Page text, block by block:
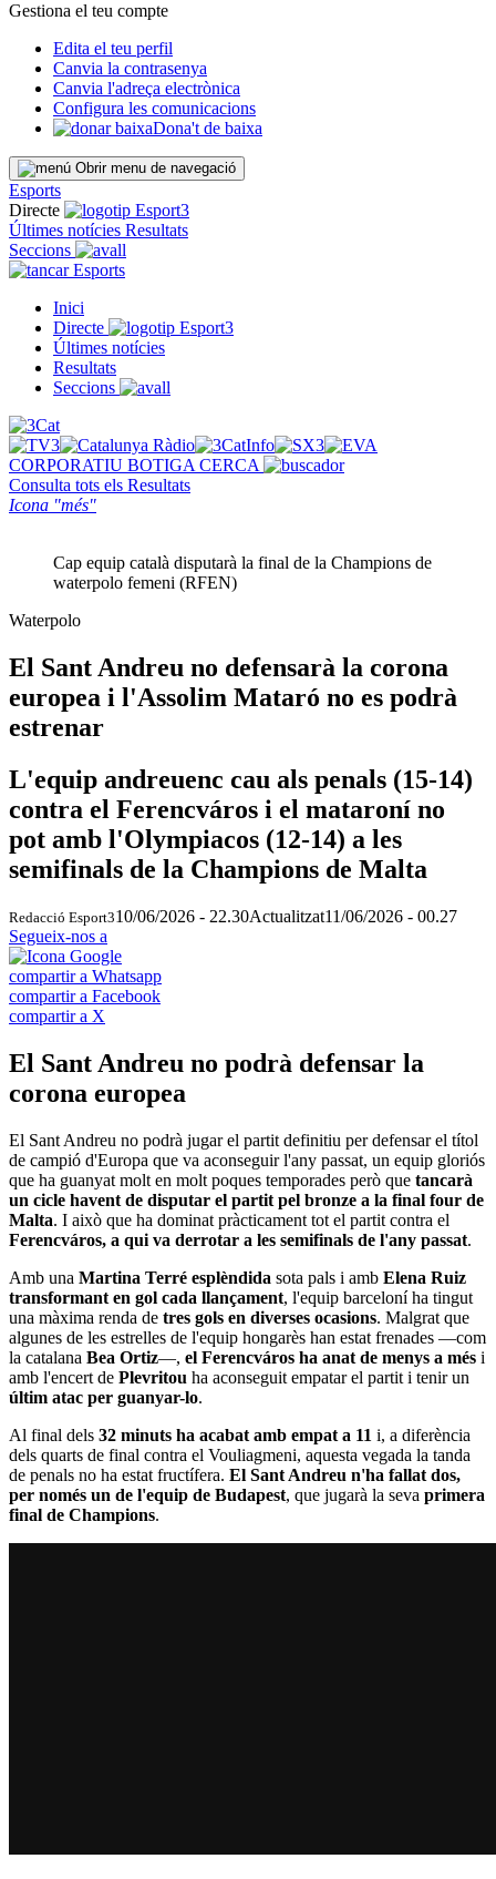
Gestiona el teu compte
Edita el teu perfil
Canvia la contrasenya
Canvia l'adreça electrònica
Configura les comunicacions
Dona't de baixa
Obrir menu de navegació
Esports
Directe
Últimes notícies Resultats
Seccions
Esports
Inici
Directe
Últimes notícies
Resultats
Seccions
CORPORATIU BOTIGA CERCA
Consulta tots els Resultats
Icona "més"
Cap equip català disputarà la final de la Champions de
waterpolo femeni (RFEN)
Waterpolo
El Sant Andreu no defensarà la corona
europea i l'Assolim Mataró no es podrà
estrenar
L'equip andreuenc cau als penals (15-14)
contra el Ferencváros i el mataroní no
pot amb l'Olympiacos (12-14) a les
semifinals de la Champions de Malta
Redacció Esport310/06/2026 - 22.30Actualitzat11/06/2026 - 00.27
Segueix-nos a
compartir a Whatsapp
compartir a Facebook
compartir a X
El Sant Andreu no podrà defensar la
corona europea
El Sant Andreu no podrà jugar el partit definitiu per defensar el títol
de campió d'Europa que va aconseguir l'any passat, un equip gloriós
que ha guanyat molt en molt poques temporades però que tancarà
un cicle havent de disputar el partit pel bronze a la final four de
Malta. I això que ha dominat pràcticament tot el partit contra el
Ferencváros, a qui va derrotar a les semifinals de l'any passat.
Amb una Martina Terré esplèndida sota pals i amb Elena Ruiz
transformant en gol cada llançament, l'equip barceloní ha tingut
una màxima renda de tres gols en diverses ocasions. Malgrat que
algunes de les estrelles de l'equip hongarès han estat frenades —com
la catalana Bea Ortiz—, el Ferencváros ha anat de menys a més i
amb l'encert de Plevritou ha aconseguit empatar el partit i tenir un
últim atac per guanyar-lo.
Al final dels 32 minuts ha acabat amb empat a 11 i, a diferència
dels quarts de final contra el Vouliagmeni, aquesta vegada la tanda
de penals no ha estat fructífera. El Sant Andreu n'ha fallat dos,
per només un de l'equip de Budapest, que jugarà la seva primera
final de Champions.